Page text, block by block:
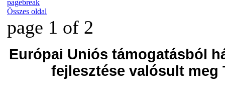
pagebreak
Összes oldal
page 1 of 2
Európai Uniós támogatásból
fejlesztése valósult meg